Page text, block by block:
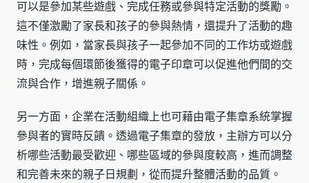
可以是參加某些遊戲、完成任務或參與特定活動的獎勵。
這不僅激勵了家長和孩子的參與熱情，還提升了活動的趣
味性。例如，當家長與孩子一起參加不同的工作坊或遊戲
時，完成每個環節後獲得的電子印章可以促進他們間的交
流與合作，增進親子關係。
另一方面，企業在活動組織上也可藉由電子集章系統掌握
參與者的實時反饋。透過電子集章的發放，主辦方可以分
析哪些活動最受歡迎、哪些區域的參與度較高，進而調整
和完善未來的親子日規劃，從而提升整體活動的品質。